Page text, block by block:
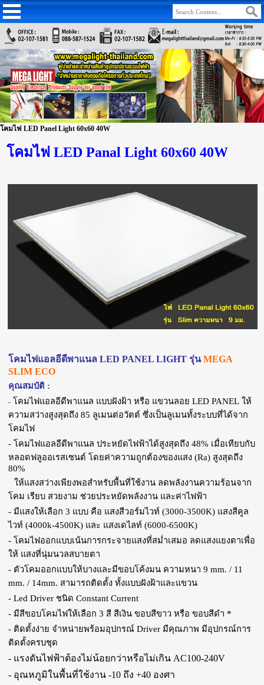
โคมไฟ LED Panel Light 60x60 40W
โคมไฟ LED Panal Light 60x60 40W
โคมไฟแอลอีดีพาแนล LED PANEL LIGHT รุ่นMEGA
SLIM ECO
คุณสมบัติ :
-โคมไฟแอลอีดีพาแนล แบบฝังฝ้า หรือ แขวนลอย LED PANEL ให้
ความสว่างสูงสุดถึง 85 ลูเมนต่อวัตต์ ซึ่งเป็นลูเมนทั้งระบบที่ได้จาก
โคมไฟ
- โคมไฟแอลอีดีพาแนล ประหยัดไฟฟ้าได้สูงสุดถึง 48% เมื่อเทียบกับ
หลอดฟลูออเรสเซนต์ โดยค่าความถูกต้องของแสง (Ra) สูงสุดถึง
80%
ให้แสงสว่างเพียงพอสำหรับพื้นที่ใช้งาน ลดพลังงานความร้อนจาก
โคม เรียบ สวยงาม ช่วยประหยัดพลังงาน และค่าไฟฟ้า
- มีแสงให้เลือก 3 แบบ คือ แสงสีวอร์มไวท์ (3000-3500K) แสงสีคูล
ไวท์ (4000k-4500K) และ แสงเดไลท์ (6000-6500K)
- โคมไฟออกแบบเน้นการกระจายแสงที่สม่ำเสมอ ลดแสงแยงตาเพื่อ
ให้ แสงที่นุ่มนวลสบายตา
- ตัวโคมออกแบบให้บางและมีขอบโค้งมน ความหนา 9 mm. / 11
mm. / 14mm. สามารถติดตั้ง ทั้งแบบฝังฝ้าและแขวน
- Led Driver ชนิด Constant Current
- มีสีขอบโคมไฟให้เลือก 3 สี สีเงิน ขอบสีขาว หรือ ขอบสีดำ *
- ติดตั้งง่าย จำหน่ายพร้อมอุปกรณ์ Driver มีคุณภาพ มีอุปกรณ์การ
ติดตั้งครบชุด
- แรงดันไฟฟ้าต้องไม่น้อยกว่าหรือไม่เกิน AC100-240V
- อุณหภูมิในพื้นที่ใช้งาน -10 ถึง +40 องศา